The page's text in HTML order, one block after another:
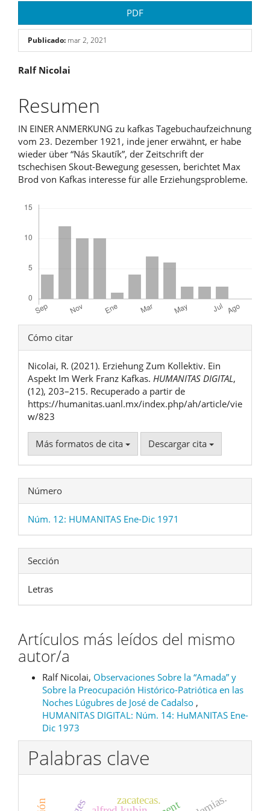
PDF
Publicado: mar 2, 2021
Contenido
principal
del
artículo
Ralf Nicolai
Resumen
IN EINER ANMERKUNG zu kafkas Tagebuchaufzeichnung
vom 23. Dezember 1921, inde jener erwähnt, er habe
wieder über “Nás Skautík”, der Zeitschrift der
tschechisen Skout-Bewegung gesessen, berichtet Max
Brod von Kafkas interesse für alle Erziehungsprobleme.
Detalles
del
artículo
Cómo citar
Nicolai, R. (2021). Erziehung Zum Kollektiv. Ein
Aspekt Im Werk Franz Kafkas. HUMANITAS DIGITAL,
(12), 203–215. Recuperado a partir de
https://humanitas.uanl.mx/index.php/ah/article/vie
w/823
Más formatos de cita Descargar cita
Número
Núm. 12: HUMANITAS Ene-Dic 1971
Sección
Letras
Artículos más leídos del mismo
autor/a
Ralf Nicolai, Observaciones Sobre la “Amada” y
Sobre la Preocupación Histórico-Patriótica en las
Noches Lúgubres de José de Cadalso ,
HUMANITAS DIGITAL: Núm. 14: HuMANITAS Ene-
Dic 1973
Palabras clave
zacatecas.